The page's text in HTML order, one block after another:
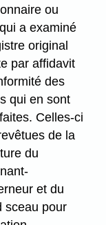
ou
a examiné
original
par affidavit
des
qui en sont
Celles-ci
de la
du
et du
sceau pour